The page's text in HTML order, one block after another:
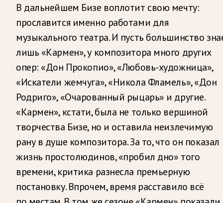
В дальнейшем Бизе воплотит свою мечту:
прославится именно работами для
музыкального театра. И пусть большинство
лишь «Кармен», у композитора много других
опер: «Дон Прокопио», «Любовь-художница»,
«Искатели жемчуга», «Никола Фламель», «Дон
Родриго», «Очарованный рыцарь» и другие.
«Кармен», кстати, была не только вершиной
творчества Бизе, но и оставила неизлечимую
рану в душе композитора. За то, что он показал
жизнь простолюдинов, «пробил дно» того
времени, критика разнесла премьерную
постановку. Впрочем, время расставило всё